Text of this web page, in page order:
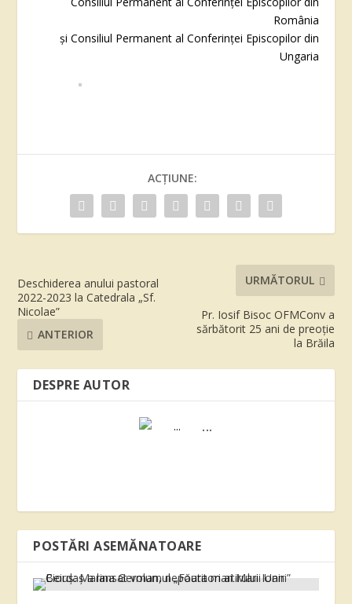
România
şi Consiliul Permanent al Conferinţei Episcopilor din
Ungaria
ACȚIUNE:
Deschiderea anului pastoral
2022-2023 la Catedrala „Sf.
Nicolae”
ANTERIOR
URMĂTORUL
Pr. Iosif Bisoc OFMConv a
sărbătorit 25 ani de preoție
la Brăila
DESPRE AUTOR
...
POSTĂRI ASEMĂNATOARE